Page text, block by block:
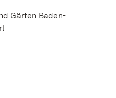
Gärten Baden-